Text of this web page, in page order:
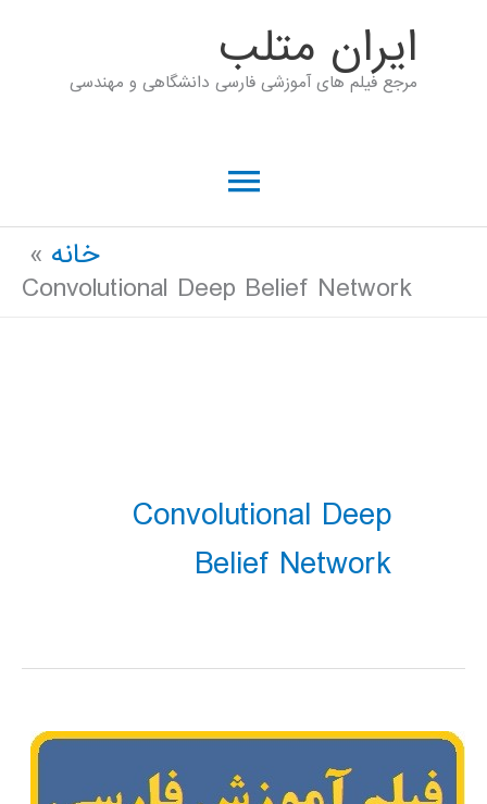
ايران متلب
مرجع فیلم های آموزشی فارسی دانشگاهی و مهندسی
فهرست
خانه
Convolutional Deep Belief Network
Convolutional Deep
Belief Network